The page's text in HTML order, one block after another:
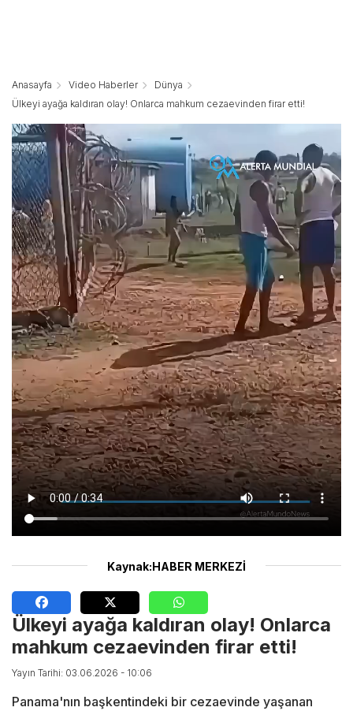
Anasayfa Video Haberler
Dünya
Ülkeyi ayağa kaldıran olay! Onlarca mahkum cezaevinden firar etti!
Kaynak:HABER MERKEZİ
Ülkeyi ayağa kaldıran olay! Onlarca
mahkum cezaevinden firar etti!
Yayın Tarihi: 03.06.2026 - 10:06
Panama'nın başkentindeki bir cezaevinde yaşanan